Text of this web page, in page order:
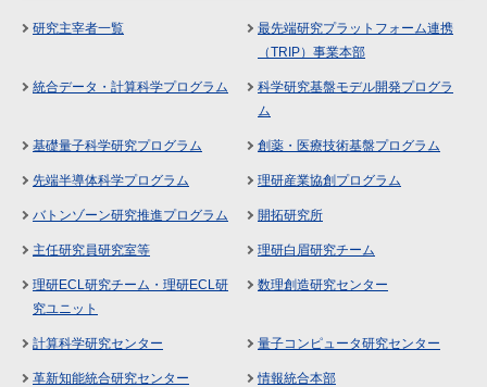
研究主宰者一覧
最先端研究プラットフォーム連携
（TRIP）事業本部
統合データ・計算科学プログラム
科学研究基盤モデル開発プログラ
ム
基礎量子科学研究プログラム 創薬・医療技術基盤プログラム
先端半導体科学プログラム 理研産業協創プログラム
バトンゾーン研究推進プログラム 開拓研究所
主任研究員研究室等 理研白眉研究チーム
理研ECL研究チーム・理研ECL研
究ユニット
数理創造研究センター
計算科学研究センター 量子コンピュータ研究センター
革新知能統合研究センター 情報統合本部